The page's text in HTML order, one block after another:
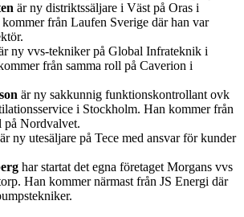
är ny distriktssäljare i Väst på Oras i
från Laufen Sverige där han var
ny vvs-tekniker på Global Infrateknik i
från samma roll på Caverion i
är ny sakkunnig funktionskontrollant ovk
i Stockholm. Han kommer från
på Nordvalvet.
är ny utesäljare på Tece med ansvar för kunder
har startat det egna företaget Morgans vvs
Han kommer närmast från JS Energi där